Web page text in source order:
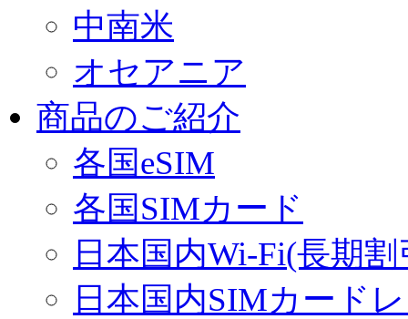
中南米
オセアニア
商品のご紹介
各国eSIM
各国SIMカード
日本国内Wi-Fi(長期
日本国内SIMカード